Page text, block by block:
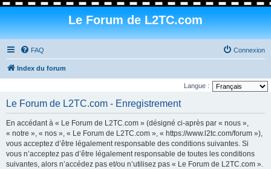
Le Forum de L2TC.com
FAQ Connexion
Index du forum
Langue :
Le Forum de L2TC.com - Enregistrement
En accédant à « Le Forum de L2TC.com » (désigné ci-après par « nous »,
« notre », « nos », « Le Forum de L2TC.com », « https://www.l2tc.com/forum »),
vous acceptez d’être légalement responsable des conditions suivantes. Si
vous n’acceptez pas d’être légalement responsable de toutes les conditions
suivantes, alors n’accédez pas et/ou n’utilisez pas « Le Forum de L2TC.com ».